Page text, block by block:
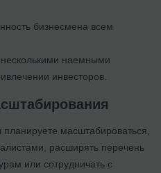
бизнесмена всем
наемными
инвесторов.
масштабироваться,
расширять перечень
или сотрудничать с